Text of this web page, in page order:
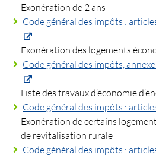
Exonération de 2 ans
Code général des impôts :
Exonération des logements
Code général des impôts,
Liste des travaux d’économie
Code général des impôts :
Exonération de certains
de revitalisation rurale
Code général des impôts :